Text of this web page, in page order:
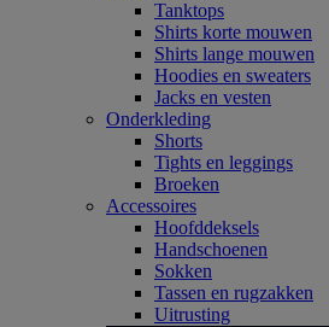
Tanktops
Shirts korte mouwen
Shirts lange mouwen
Hoodies en sweaters
Jacks en vesten
Onderkleding
Shorts
Tights en leggings
Broeken
Accessoires
Hoofddeksels
Handschoenen
Sokken
Tassen en rugzakken
Uitrusting